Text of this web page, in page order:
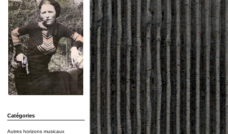
Catégories
Autres horizons musicaux